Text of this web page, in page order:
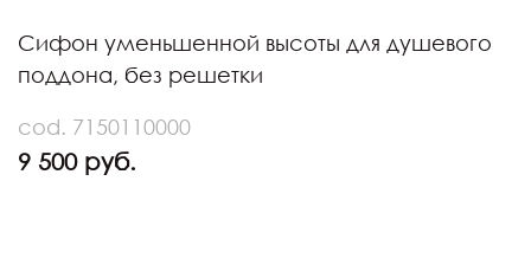
Сифон уменьшенной высоты для душевого
поддона, без решетки
cod. 7150110000
9 500 руб.